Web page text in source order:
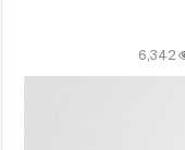
6,342